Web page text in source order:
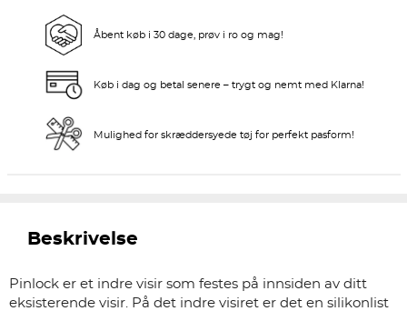
Åbent køb i 30 dage, prøv i ro og mag!
Køb i dag og betal senere – trygt og nemt med Klarna!
Mulighed for skræddersyede tøj for perfekt pasform!
Beskrivelse
Pinlock er et indre visir som festes på innsiden av ditt
eksisterende visir. På det indre visiret er det en silikonlist